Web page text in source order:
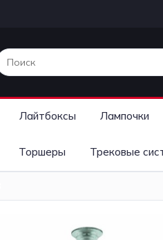
Лайтбоксы Лампочки
Торшеры Трековые